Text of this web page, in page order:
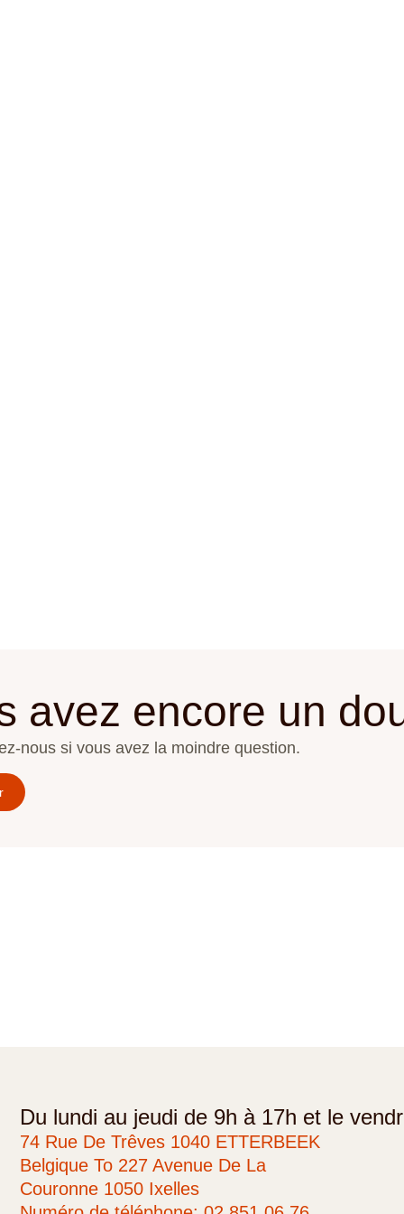
avez encore un
nous si vous avez la moindre question.
Du lundi au jeudi de 9h à 17h et le
74 Rue De Trêves 1040 ETTERBEEK
Belgique To 227 Avenue De La
Couronne 1050 Ixelles